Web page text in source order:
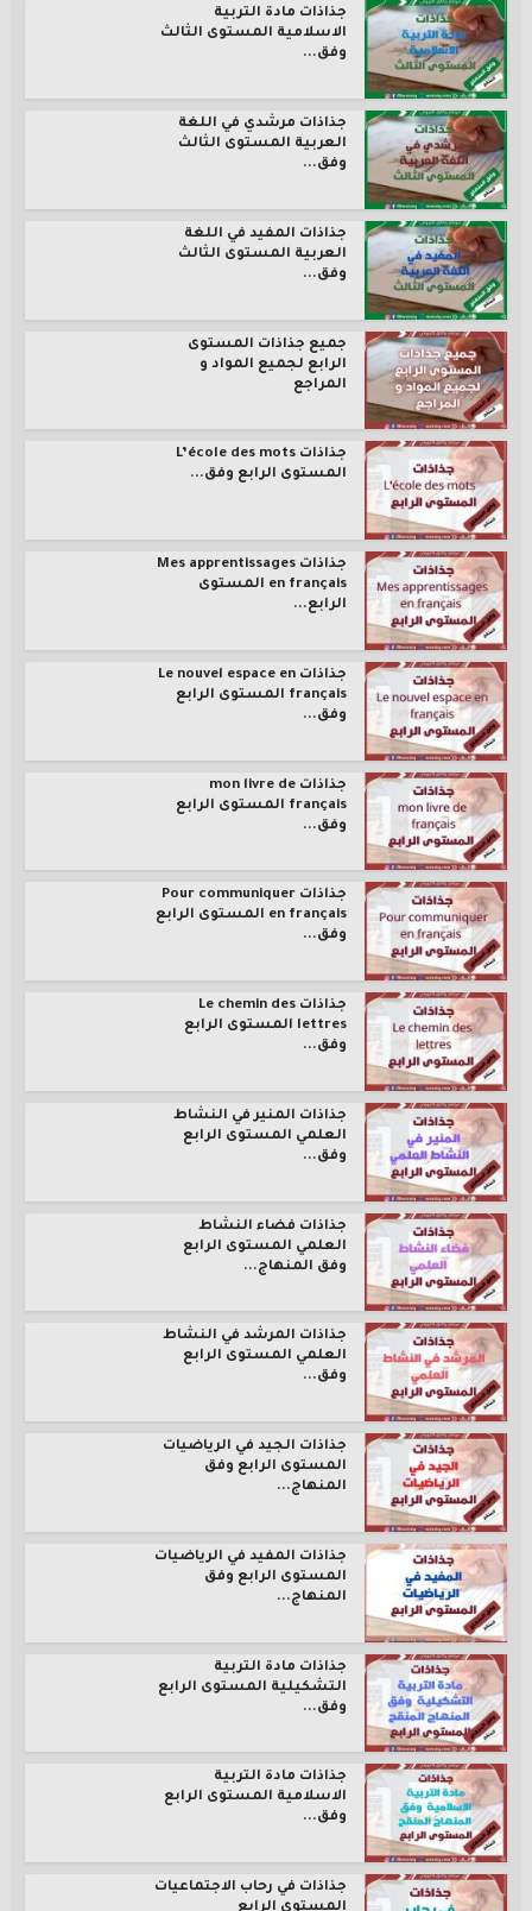
جذاذات مادة التربية
الاسلامية المستوى الثالث
وفق...
جذاذات مرشدي في اللغة
العربية المستوى الثالث
وفق...
جذاذات المفيد في اللغة
العربية المستوى الثالث
وفق...
جميع جذاذات المستوى
الرابع لجميع المواد و
المراجع
جذاذات L’école des mots
المستوى الرابع وفق...
جذاذات Mes apprentissages
en français المستوى
الرابع...
جذاذات Le nouvel espace en
français المستوى الرابع
وفق...
جذاذات mon livre de
français المستوى الرابع
وفق...
جذاذات Pour communiquer
en français المستوى الرابع
وفق...
جذاذات Le chemin des
lettres المستوى الرابع
وفق...
جذاذات المنير في النشاط
العلمي المستوى الرابع
وفق...
جذاذات فضاء النشاط
العلمي المستوى الرابع
وفق المنهاج...
جذاذات المرشد في النشاط
العلمي المستوى الرابع
وفق...
جذاذات الجيد في الرياضيات
المستوى الرابع وفق
المنهاج...
جذاذات المفيد في الرياضيات
المستوى الرابع وفق
المنهاج...
جذاذات مادة التربية
التشكيلية المستوى الرابع
وفق...
جذاذات مادة التربية
الاسلامية المستوى الرابع
وفق...
جذاذات في رحاب الاجتماعيات